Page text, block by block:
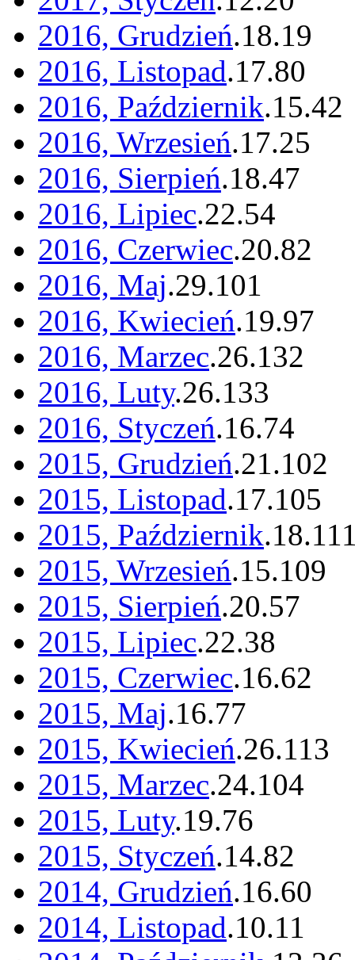
2016, Grudzień.18.19
2016, Listopad.17.80
2016, Październik.15.42
2016, Wrzesień.17.25
2016, Sierpień.18.47
2016, Lipiec.22.54
2016, Czerwiec.20.82
2016, Maj.29.101
2016, Kwiecień.19.97
2016, Marzec.26.132
2016, Luty.26.133
2016, Styczeń.16.74
2015, Grudzień.21.102
2015, Listopad.17.105
2015, Październik.18.
2015, Wrzesień.15.109
2015, Sierpień.20.57
2015, Lipiec.22.38
2015, Czerwiec.16.62
2015, Maj.16.77
2015, Kwiecień.26.113
2015, Marzec.24.104
2015, Luty.19.76
2015, Styczeń.14.82
2014, Grudzień.16.60
2014, Listopad.10.11